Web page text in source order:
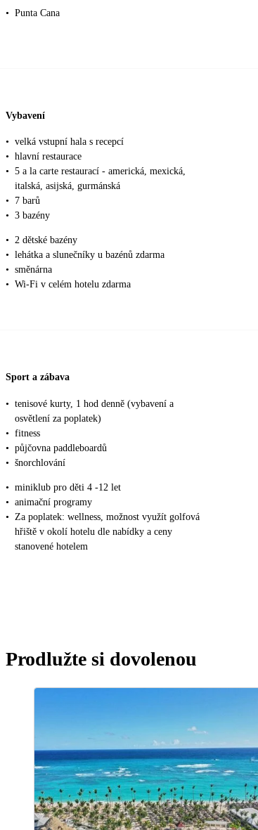
• Punta Cana
Vybavení
• velká vstupní hala s recepcí
• hlavní restaurace
• 5 a la carte restaurací - americká, mexická,
italská, asijská, gurmánská
•
7 barů
• 3 bazény
• 2 dětské bazény
• lehátka a slunečníky u bazénů zdarma
• směnárna
• Wi-Fi v celém hotelu zdarma
Sport a zábava
• tenisové kurty, 1 hod denně (vybavení a
osvětlení za poplatek)
• fitness
• půjčovna paddleboardů
• šnorchlování
• miniklub pro děti 4 -12 let
• animační programy
•
Za poplatek: wellness, možnost využít golfová
hřiště v okolí hotelu dle nabídky a ceny
stanovené hotelem
Prodlužte si dovolenou